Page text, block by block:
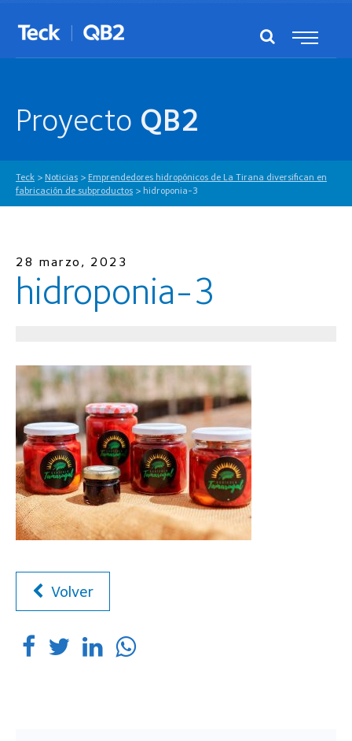
Proyecto QB2
Teck > Noticias > Emprendedores hidropónicos de La Tirana diversifican en
fabricación de subproductos > hidroponia-3
28 marzo, 2023
hidroponia-3
Volver